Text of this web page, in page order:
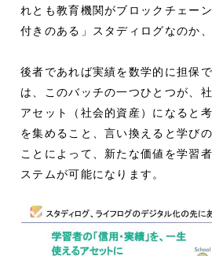
れとも教育機関がブロックチェー
付きのある」スタディログなのか
後者であれば実績を数学的に担保
は、このバッチの一つひとつが、
アセット（社会的資産）になると
を集めること、言い換えると学び
ことによって、新たな価値を学習
ステムが可能になります。